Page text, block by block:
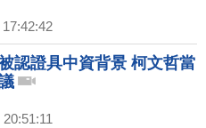
認證具中資背景 柯文哲當